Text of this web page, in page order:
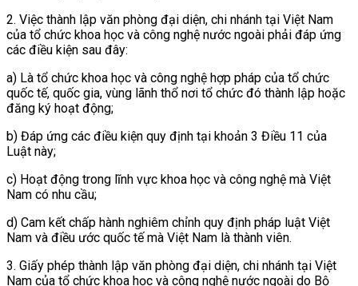
2. Việc thành lập văn phòng đại diện, chi nhánh tại Việt Nam
của tổ chức khoa học và công nghệ nước ngoài phải đáp ứng
các điều kiện sau đây:
a) Là tổ chức khoa học và công nghệ hợp pháp của tổ chức
quốc tế, quốc gia, vùng lãnh thổ nơi tổ chức đó thành lập hoặc
đăng ký hoạt động;
b) Đáp ứng các điều kiện quy định tại khoản 3 Điều 11 của
Luật này;
c) Hoạt động trong lĩnh vực khoa học và công nghệ mà Việt
Nam có nhu cầu;
d) Cam kết chấp hành nghiêm chỉnh quy định pháp luật Việt
Nam và điều ước quốc tế mà Việt Nam là thành viên.
3. Giấy phép thành lập văn phòng đại diện, chi nhánh tại Việt
Nam của tổ chức khoa học và công nghệ nước ngoài do Bộ